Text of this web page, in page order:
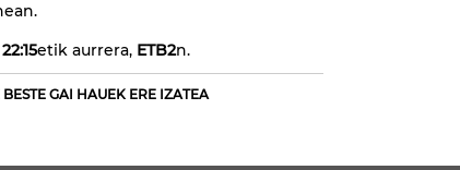
22:15etik aurrera, ETB2n.
GAI HAUEK ERE IZATEA